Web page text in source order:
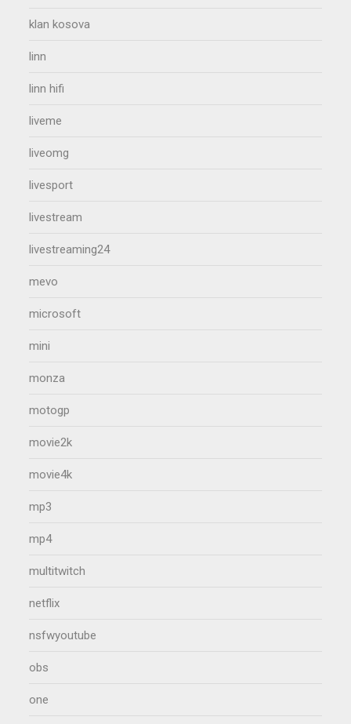
klan kosova
linn
linn hifi
liveme
liveomg
livesport
livestream
livestreaming24
mevo
microsoft
mini
monza
motogp
movie2k
movie4k
mp3
mp4
multitwitch
netflix
nsfwyoutube
obs
one